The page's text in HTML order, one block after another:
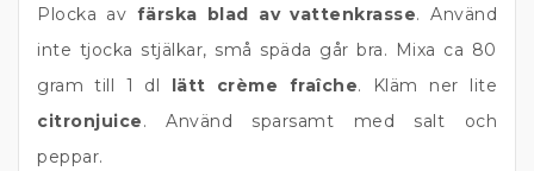
Plocka av färska blad av vattenkrasse. Använd
inte tjocka stjälkar, små späda går bra. Mixa ca 80
gram till 1 dl lätt crème fraîche. Kläm ner lite
citronjuice. Använd sparsamt med salt och
peppar.